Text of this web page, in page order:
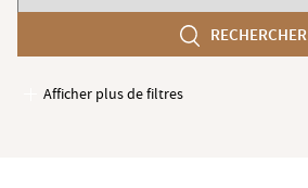
chambres
RECHERCHER
Afficher plus de filtres
Garages / Parking